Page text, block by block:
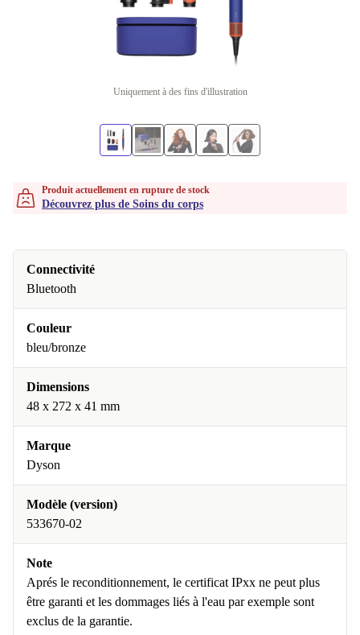
Uniquement à des fins d'illustration
Produit actuellement en rupture de stock
Découvrez plus de Soins du corps
Connectivité
Bluetooth
Couleur
bleu/bronze
Dimensions
48 x 272 x 41 mm
Marque
Dyson
Modèle (version)
533670-02
Note
Aprés le reconditionnement, le certificat IPxx ne peut plus
être garanti et les dommages liés à l'eau par exemple sont
exclus de la garantie.